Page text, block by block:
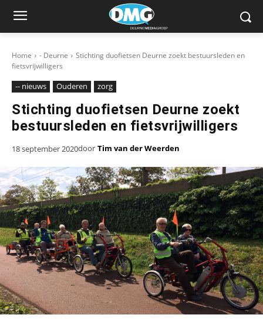
Home - Deurne
Stichting duofietsen Deurne zoekt bestuursleden en
fietsvrijwilligers
-- nieuws Ouderen zorg
Stichting duofietsen Deurne zoekt
bestuursleden en fietsvrijwilligers
18 september 2020door Tim van der Weerden